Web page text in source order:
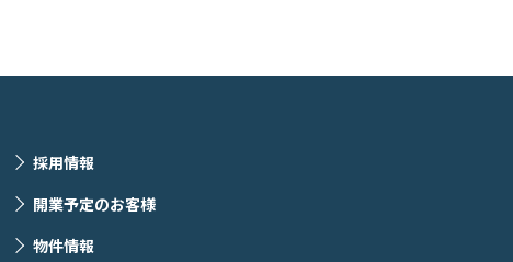
採用情報
開業予定のお客様
物件情報